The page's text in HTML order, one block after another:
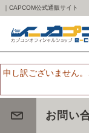
｜CAPCOM公式通販サイト
申し訳ございません
お問い